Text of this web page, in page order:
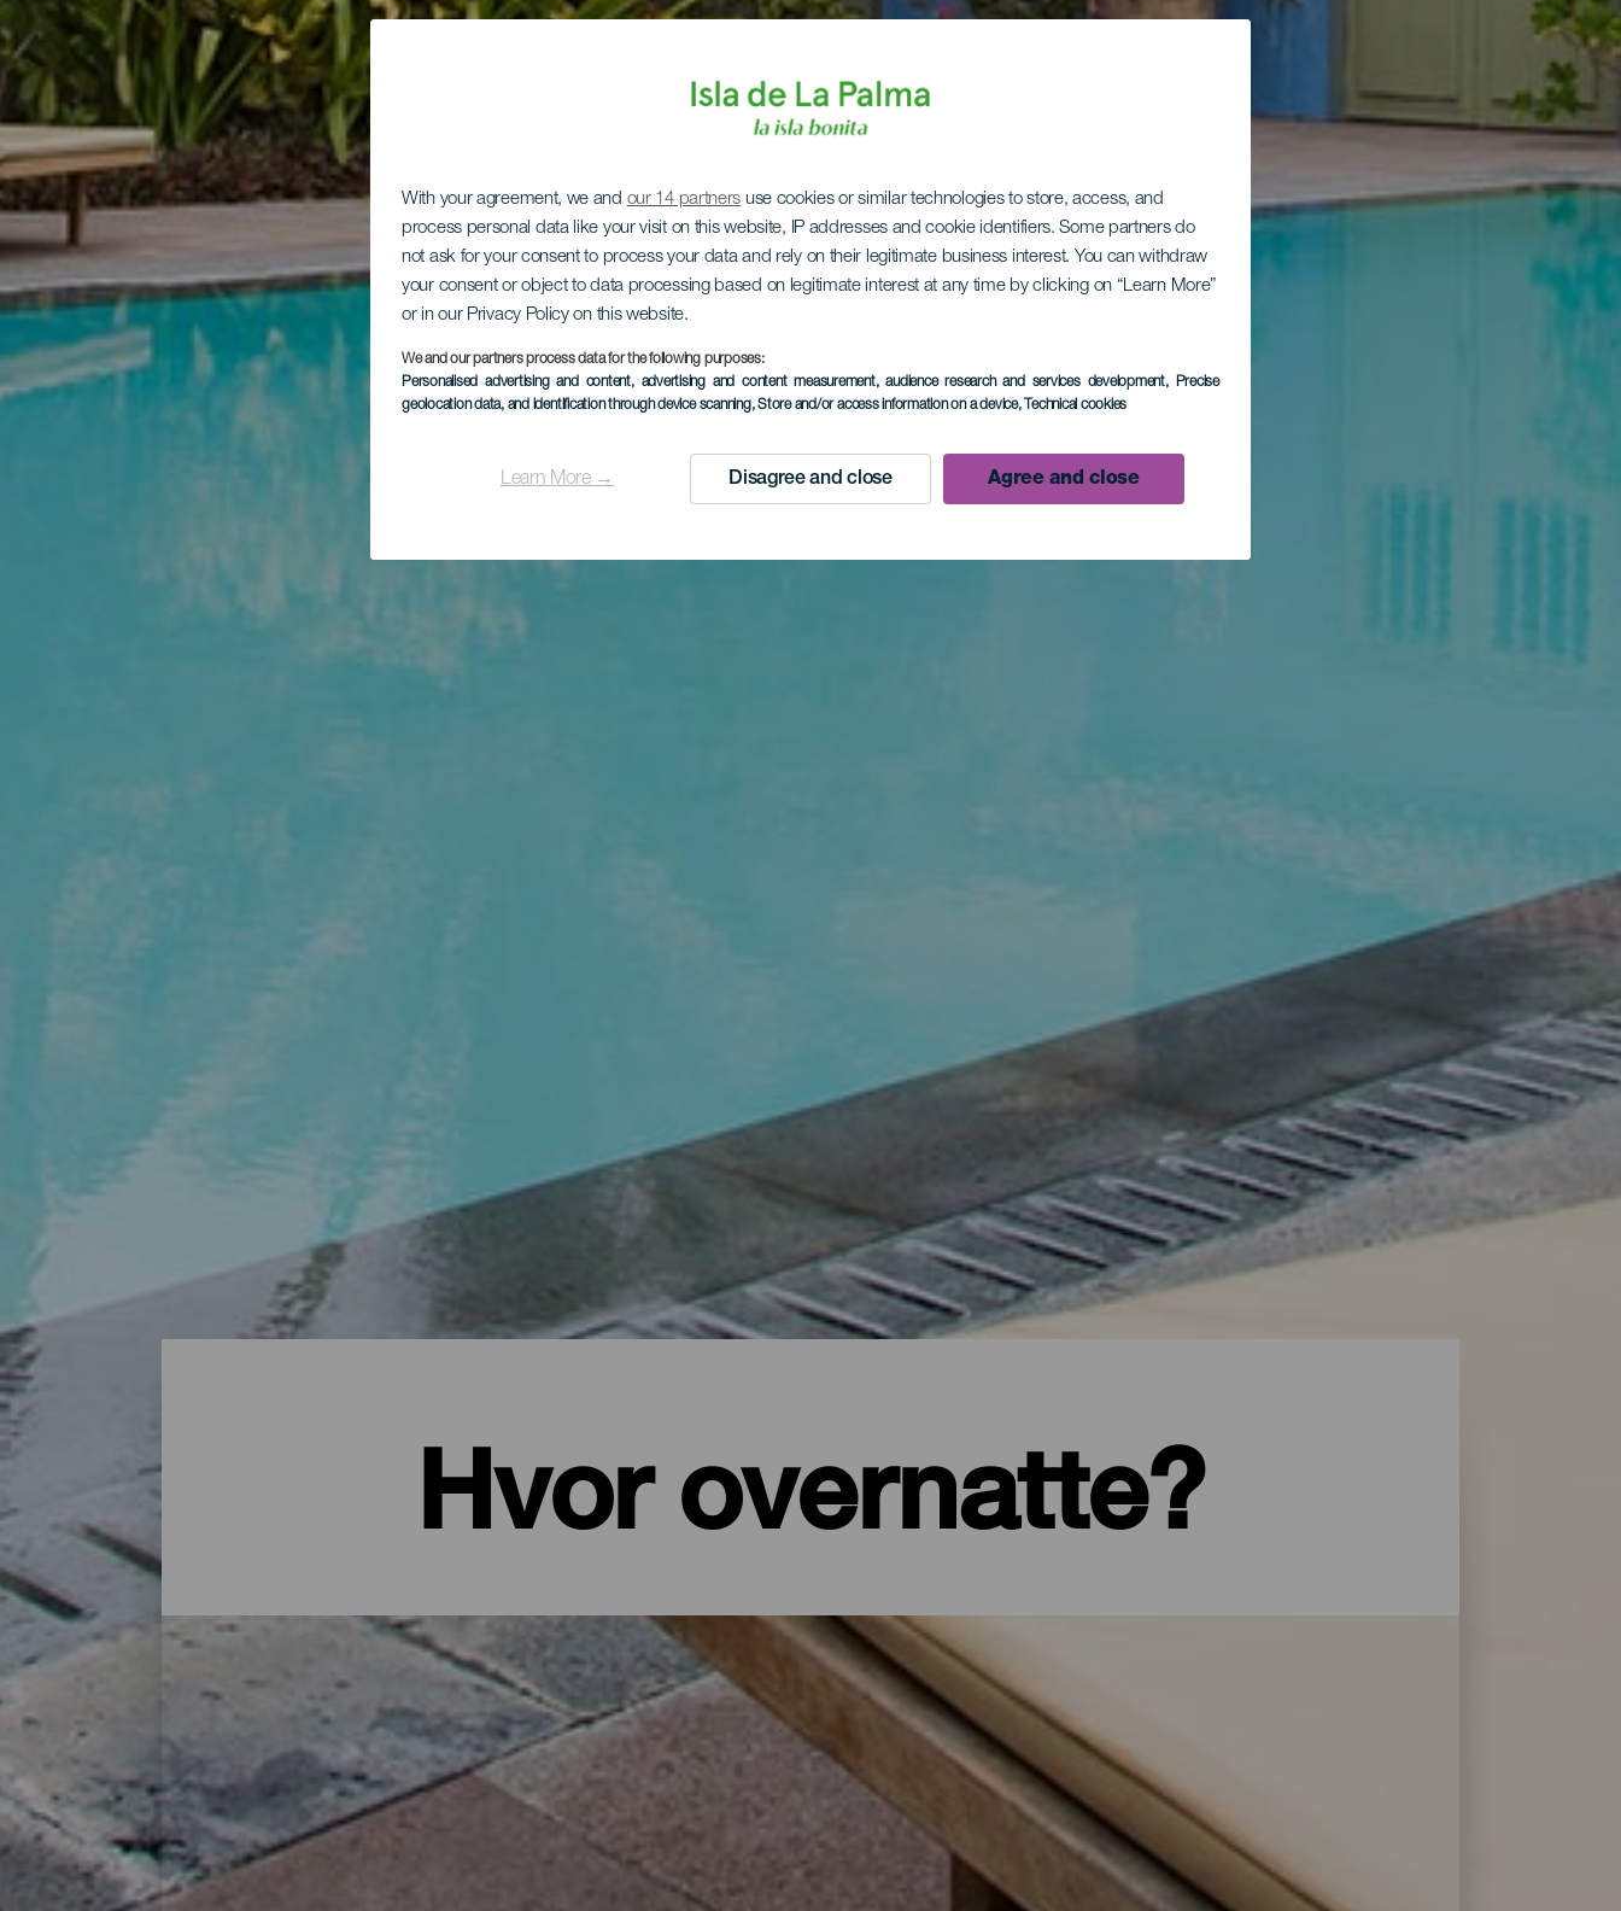
With your agreement, we and our 14 partners use cookies or similar technologies to store, access, and
process personal data like your visit on this website, IP addresses and cookie identifiers. Some partners do
not ask for your consent to process your data and rely on their legitimate business interest. You can withdraw
your consent or object to data processing based on legitimate interest at any time by clicking on “Learn More”
or in our Privacy Policy on this website.
We and our partners process data for the following purposes:
Personalised advertising and content, advertising and content measurement, audience research and services development, Precise
geolocation data, and identification through device scanning, Store and/or access information on a device, Technical cookies
Learn More → Disagree and close Agree and close
Hvor overnatte?
Overnatting i La Palma: Hoteller, leiligheter...
Et hus på landet midt i naturen, en leilighet ved sjøen eller et pittoresk hotell omgitt av natur og med alle typer service og omsorg: La Palma har et
godt utvalg bosteder for alle typer reisende på sine drøyt 700 kvadratkilometer. I dette utvalget av de beste overnattingsstedene på La Isla Bonita
finner du det perfekte stedet for deg å lade batteriene etter en dag på øya eller for å koble av fra hverdagen i flere dager.